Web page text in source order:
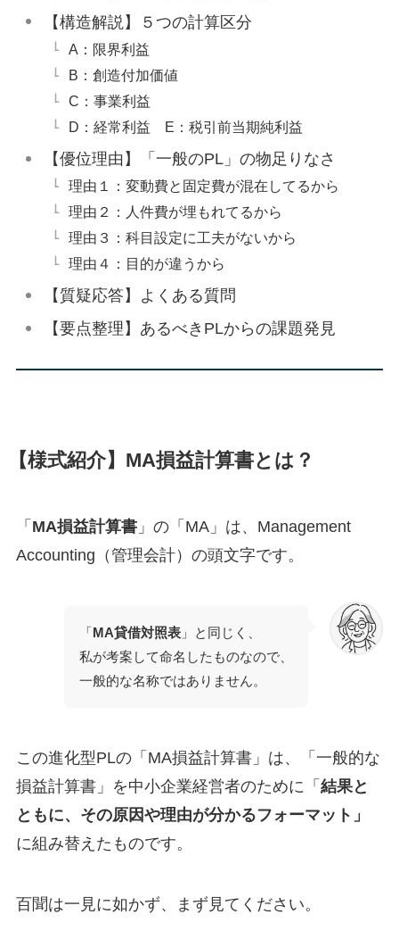
【構造解説】５つの計算区分
A：限界利益
B：創造付加価値
C：事業利益
D：経常利益 E：税引前当期純利益
【優位理由】「一般のPL」の物足りなさ
理由１：変動費と固定費が混在してるから
理由２：人件費が埋もれてるから
理由３：科目設定に工夫がないから
理由４：目的が違うから
【質疑応答】よくある質問
【要点整理】あるべきPLからの課題発見
【様式紹介】MA損益計算書とは？
「 MA損益計算書」の「MA」は、Management
Accounting（管理会計）の頭文字です。
「MA貸借対照表 」と同じく、
私が考案して命名したものなので、
一般的な名称ではありません。
この進化型PLの「MA損益計算書」は、「一般的な
損益計算書」を中小企業経営者のために「 結果と
ともに、その原因や理由が分かるフォーマット」
に組み替えたものです。
百聞は一見に如かず、まず見てください。